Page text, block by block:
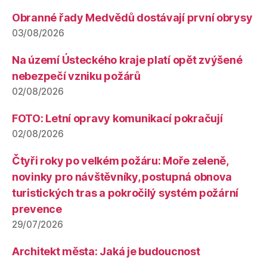
Obranné řady Medvědů dostávají první obrysy
03/08/2026
Na území Ústeckého kraje platí opět zvýšené
nebezpečí vzniku požárů
02/08/2026
FOTO: Letní opravy komunikací pokračují
02/08/2026
Čtyři roky po velkém požáru: Moře zeleně,
novinky pro návštěvníky, postupná obnova
turistických tras a pokročilý systém požární
prevence
29/07/2026
Architekt města: Jaká je budoucnost